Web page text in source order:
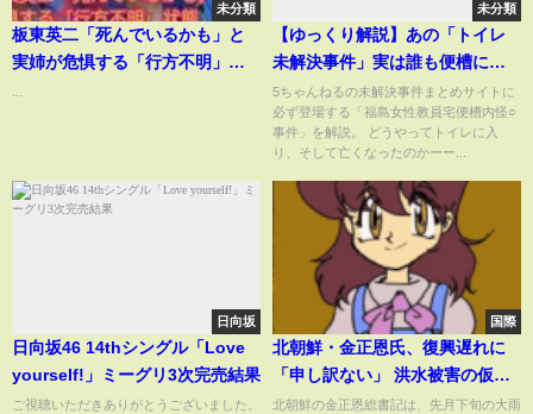
未分類
板東英二「死んでいるかも」と
実姉が危惧する「行方不明」状
未分類
【ゆっくり解説】あの「トイレ
未解決事件」実は誰も便槽に入
っていなかったのか？
5ちゃんねるの未解決事件まとめサイトに
必ず登場する「福島女性教員宅便槽内怪○
事件」を解説。 どうやってトイレに入
り、そして亡くなったのかーー...
日向坂
日向坂46 14thシングル「Love
yourself!」ミーグリ3次完売結果
ご視聴いただきありがとうございました。
国際
北朝鮮・金正恩氏、復興遅れに
「申し訳ない」 洪水被害の仮設
テント慰問｜TBS NEWS DIG
北朝鮮の金正恩総書記は、先月下旬の大雨